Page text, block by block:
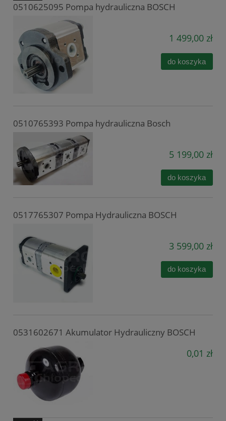
0510625095 Pompa hydrauliczna BOSCH
1 499,00 zł
do koszyka
0510765393 Pompa hydrauliczna Bosch
5 199,00 zł
do koszyka
0517765307 Pompa Hydrauliczna BOSCH
3 599,00 zł
do koszyka
0531602671 Akumulator Hydrauliczny BOSCH
0,01 zł